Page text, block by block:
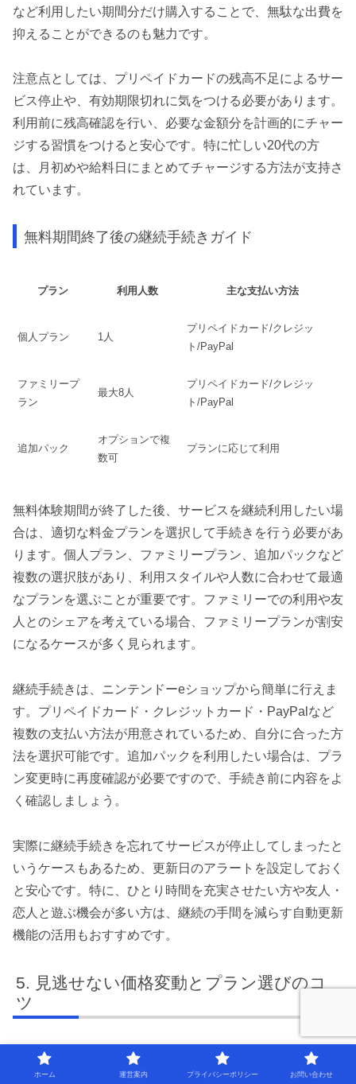
など利用したい期間分だけ購入することで、無駄な出費を
抑えることができるのも魅力です。
注意点としては、プリペイドカードの残高不足によるサー
ビス停止や、有効期限切れに気をつける必要があります。
利用前に残高確認を行い、必要な金額分を計画的にチャー
ジする習慣をつけると安心です。特に忙しい20代の方
は、月初めや給料日にまとめてチャージする方法が支持さ
れています。
無料期間終了後の継続手続きガイド
プラン 利用人数 主な支払い方法
個人プラン 1人
プリペイドカード/クレジッ
ト/PayPal
ファミリープ
ラン
最大8人
プリペイドカード/クレジッ
ト/PayPal
追加パック
オプションで複
数可
プランに応じて利用
無料体験期間が終了した後、サービスを継続利用したい場
合は、適切な料金プランを選択して手続きを行う必要があ
ります。個人プラン、ファミリープラン、追加パックなど
複数の選択肢があり、利用スタイルや人数に合わせて最適
なプランを選ぶことが重要です。ファミリーでの利用や友
人とのシェアを考えている場合、ファミリープランが割安
になるケースが多く見られます。
継続手続きは、ニンテンドーeショップから簡単に行えま
す。プリペイドカード・クレジットカード・PayPalなど
複数の支払い方法が用意されているため、自分に合った方
法を選択可能です。追加パックを利用したい場合は、プラ
ン変更時に再度確認が必要ですので、手続き前に内容をよ
く確認しましょう。
実際に継続手続きを忘れてサービスが停止してしまったと
いうケースもあるため、更新日のアラートを設定しておく
と安心です。特に、ひとり時間を充実させたい方や友人・
恋人と遊ぶ機会が多い方は、継続の手間を減らす自動更新
機能の活用もおすすめです。
見逃せない価格変動とプラン選びのコ
ツ
プラン別価格推移と選び方まとめ表
ホーム 運営案内 プライバシーポリシー お問い合わせ